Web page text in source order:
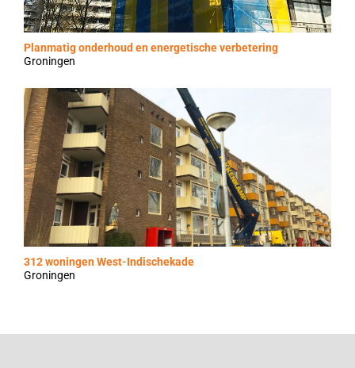
Planmatig onderhoud en energetische verbetering
Aquamarijnstraat
Groningen
312 woningen West-Indischekade
Groningen